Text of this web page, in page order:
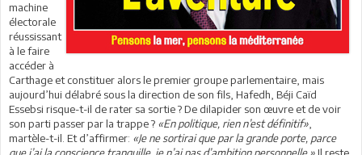
machine
électorale
réussissant
à le faire
accéder à
Carthage et constituer alors le premier groupe parlementaire, mais
aujourd’hui délabré sous la direction de son fils, Hafedh, Béji Caïd
Essebsi risque-t-il de rater sa sortie ? De dilapider son œuvre et de voir
son parti passer par la trappe ? «En politique, rien n’est définitif»
martèle-t-il. Et d’affirmer: «Je ne sortirai que par la grande porte, parce